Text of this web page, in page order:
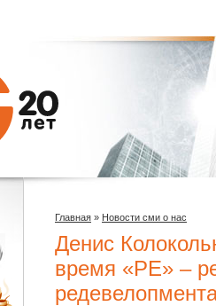
Главная » Новости сми о нас
Денис
время «РЕ» –